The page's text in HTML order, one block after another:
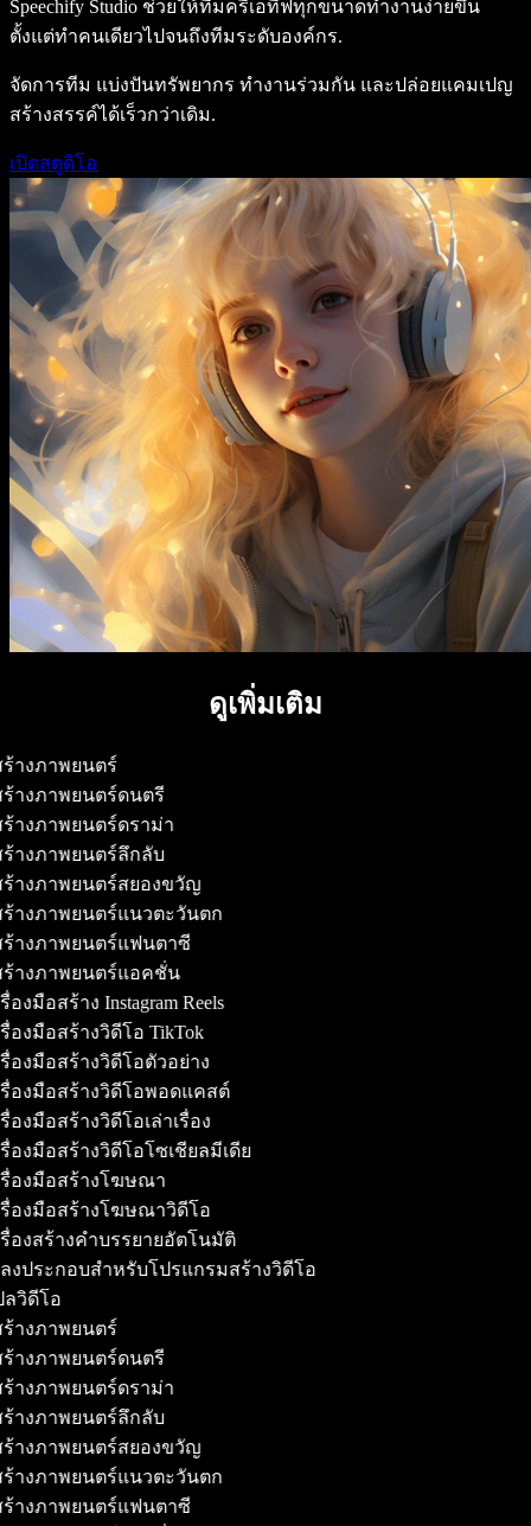
Speechify Studio ช่วยให้ทีมครีเอทีฟทุกขนาดทำงานง่ายขึ้น
ตั้งแต่ทำคนเดียวไปจนถึงทีมระดับองค์กร.
จัดการทีม แบ่งปันทรัพยากร ทำงานร่วมกัน และปล่อยแคมเปญ
สร้างสรรค์ได้เร็วกว่าเดิม.
เปิดสตูดิโอ
ดูเพิ่มเติม
างภาพยนตร์
างภาพยนตร์ดนตรี
างภาพยนตร์ดราม่า
างภาพยนตร์ลึกลับ
างภาพยนตร์สยองขวัญ
างภาพยนตร์แนวตะวันตก
างภาพยนตร์แฟนตาซี
างภาพยนตร์แอคชั่น
องมือสร้าง Instagram Reels
องมือสร้างวิดีโอ TikTok
องมือสร้างวิดีโอตัวอย่าง
องมือสร้างวิดีโอพอดแคสต์
องมือสร้างวิดีโอเล่าเรื่อง
องมือสร้างวิดีโอโซเชียลมีเดีย
องมือสร้างโฆษณา
องมือสร้างโฆษณาวิดีโอ
องสร้างคำบรรยายอัตโนมัติ
งประกอบสำหรับโปรแกรมสร้างวิดีโอ
วิดีโอ
างภาพยนตร์
างภาพยนตร์ดนตรี
างภาพยนตร์ดราม่า
างภาพยนตร์ลึกลับ
างภาพยนตร์สยองขวัญ
างภาพยนตร์แนวตะวันตก
างภาพยนตร์แฟนตาซี